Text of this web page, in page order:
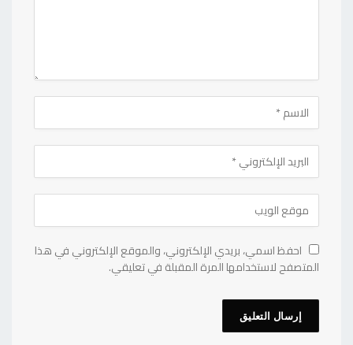
احفظ اسمي، بريدي الإلكتروني، والموقع الإلكتروني في هذا
المتصفح لاستخدامها المرة المقبلة في تعليقي.